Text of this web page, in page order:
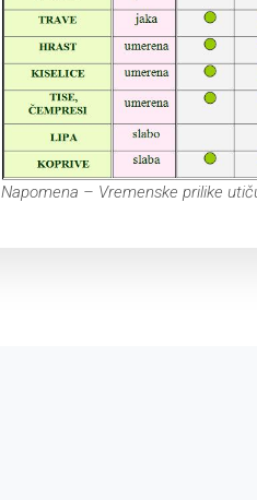
Napomena – Vremenske prilike